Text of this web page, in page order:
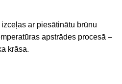
ar piesātinātu brūnu
apstrādes procesā –
krāsa.